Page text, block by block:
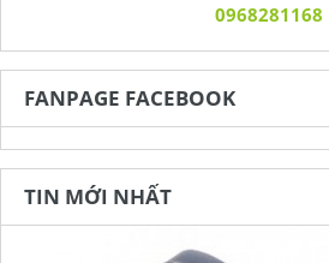
0968281168
FANPAGE FACEBOOK
TIN MỚI NHẤT